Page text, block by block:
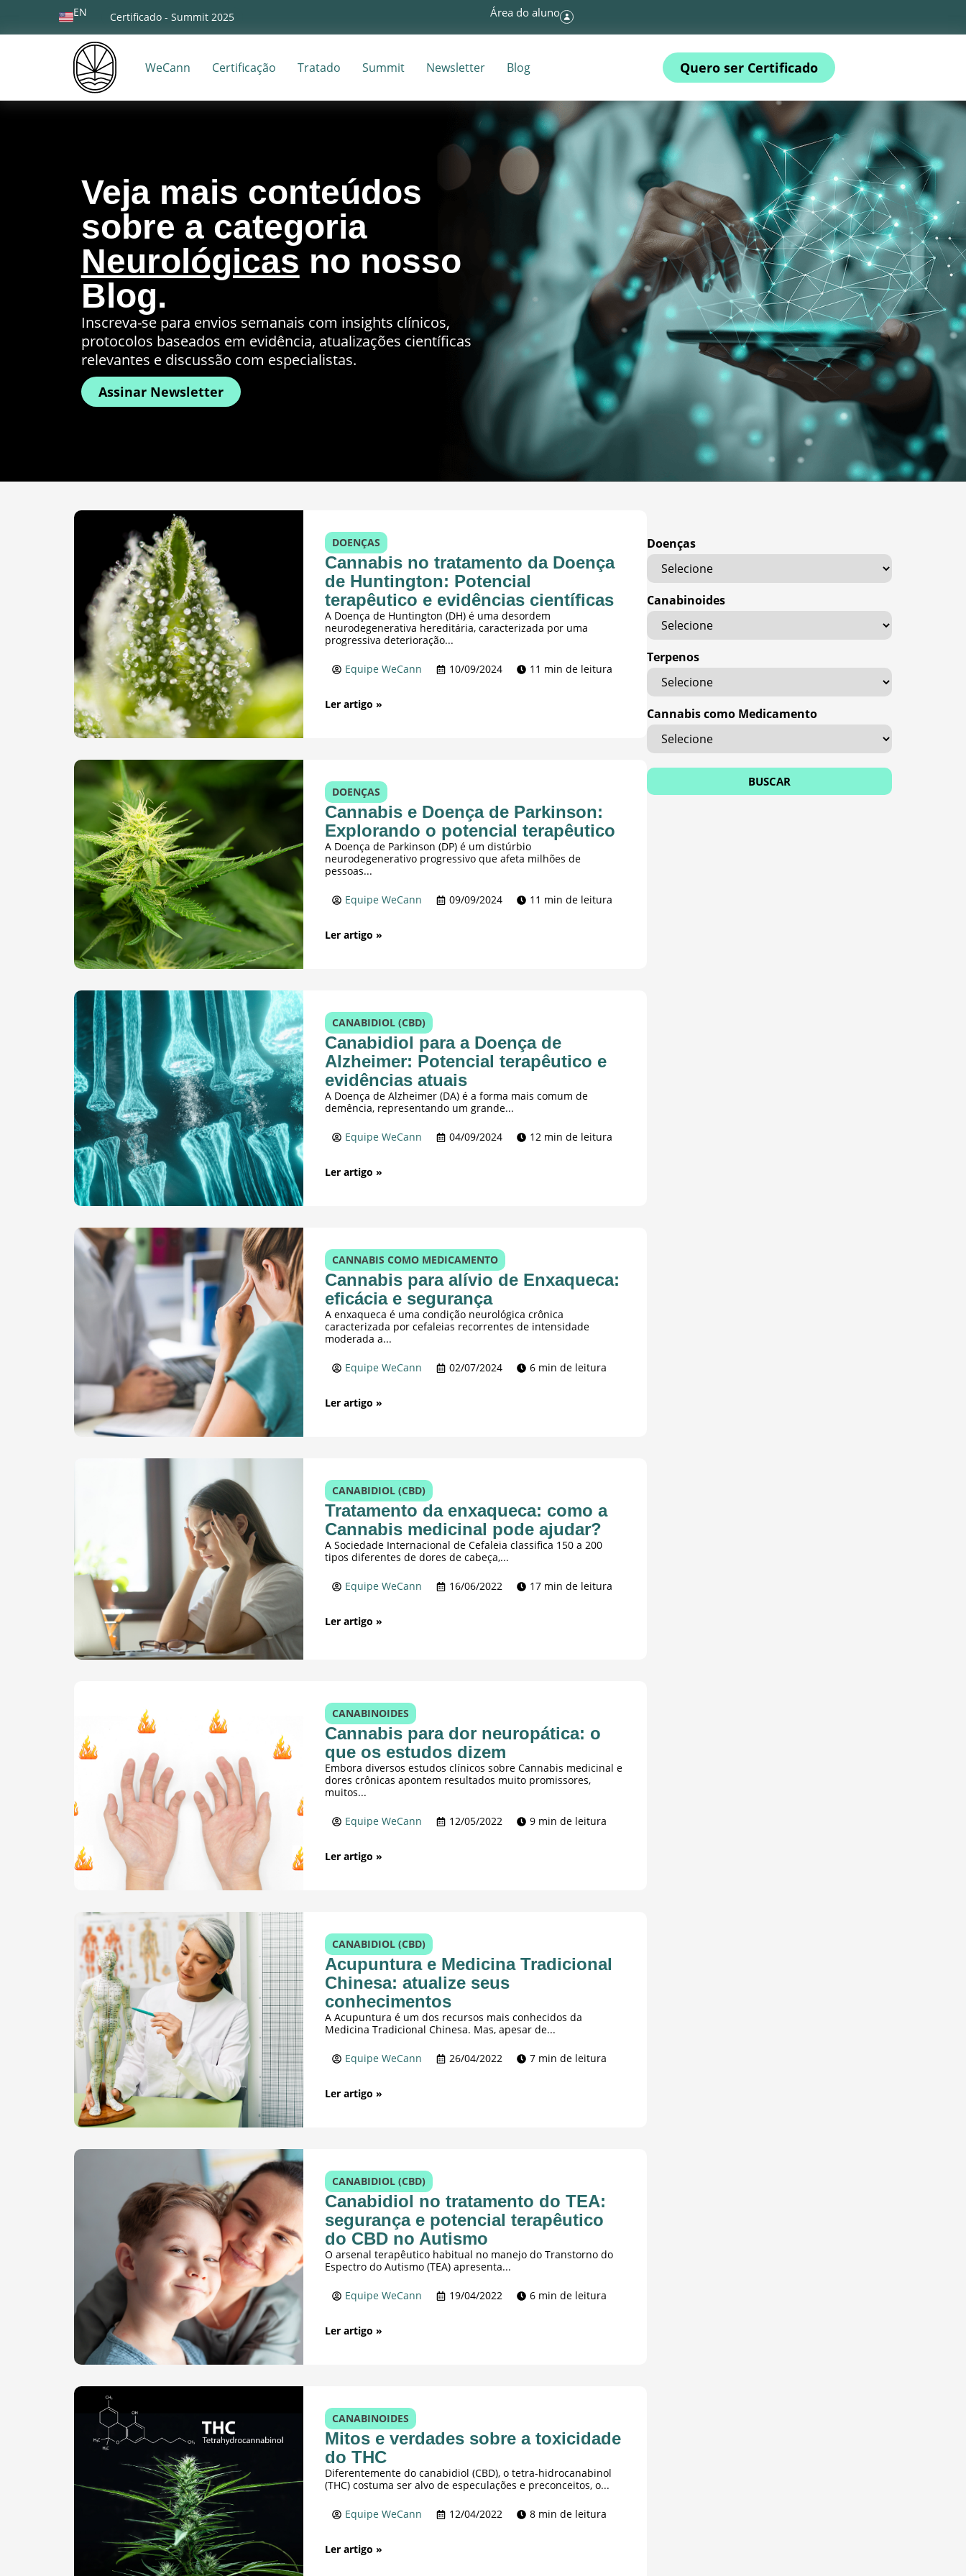
EN Certificado - Summit 2025 Área do aluno
WeCann Certificação Tratado Summit Newsletter Blog Quero ser Certificado
Veja mais conteúdos
sobre a categoria
Neurológicas no nosso
Blog.
Inscreva-se para envios semanais com insights clínicos,
protocolos baseados em evidência, atualizações científicas
relevantes e discussão com especialistas.
Assinar Newsletter
DOENÇAS
Cannabis no tratamento da Doença
de Huntington: Potencial
terapêutico e evidências científicas
A Doença de Huntington (DH) é uma desordem
neurodegenerativa hereditária, caracterizada por uma
progressiva deterioração...
Equipe WeCann 10/09/2024 11 min de leitura
Ler artigo »
DOENÇAS
Cannabis e Doença de Parkinson:
Explorando o potencial terapêutico
A Doença de Parkinson (DP) é um distúrbio
neurodegenerativo progressivo que afeta milhões de
pessoas...
Equipe WeCann 09/09/2024 11 min de leitura
Ler artigo »
CANABIDIOL (CBD)
Canabidiol para a Doença de
Alzheimer: Potencial terapêutico e
evidências atuais
A Doença de Alzheimer (DA) é a forma mais comum de
demência, representando um grande...
Equipe WeCann 04/09/2024 12 min de leitura
Ler artigo »
CANNABIS COMO MEDICAMENTO
Cannabis para alívio de Enxaqueca:
eficácia e segurança
A enxaqueca é uma condição neurológica crônica
caracterizada por cefaleias recorrentes de intensidade
moderada a...
Equipe WeCann 02/07/2024 6 min de leitura
Ler artigo »
CANABIDIOL (CBD)
Tratamento da enxaqueca: como a
Cannabis medicinal pode ajudar?
A Sociedade Internacional de Cefaleia classifica 150 a 200
tipos diferentes de dores de cabeça,...
Equipe WeCann 16/06/2022 17 min de leitura
Ler artigo »
CANABINOIDES
Cannabis para dor neuropática: o
que os estudos dizem
Embora diversos estudos clínicos sobre Cannabis medicinal e
dores crônicas apontem resultados muito promissores,
muitos...
Equipe WeCann 12/05/2022 9 min de leitura
Ler artigo »
CANABIDIOL (CBD)
Acupuntura e Medicina Tradicional
Chinesa: atualize seus
conhecimentos
A Acupuntura é um dos recursos mais conhecidos da
Medicina Tradicional Chinesa. Mas, apesar de...
Equipe WeCann 26/04/2022 7 min de leitura
Ler artigo »
CANABIDIOL (CBD)
Canabidiol no tratamento do TEA:
segurança e potencial terapêutico
do CBD no Autismo
O arsenal terapêutico habitual no manejo do Transtorno do
Espectro do Autismo (TEA) apresenta...
Equipe WeCann 19/04/2022 6 min de leitura
Ler artigo »
CANABINOIDES
Mitos e verdades sobre a toxicidade
do THC
Diferentemente do canabidiol (CBD), o tetra-hidrocanabinol
(THC) costuma ser alvo de especulações e preconceitos, o...
Equipe WeCann 12/04/2022 8 min de leitura
Ler artigo »
Doenças
Canabinoides
Terpenos
Cannabis como Medicamento